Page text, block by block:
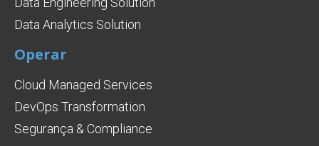
Data Analytics Solution
Operar
Cloud Managed Services
DevOps Transformation
Segurança & Compliance